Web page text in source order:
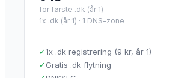
for første .dk (år 1)
1x .dk (år 1) · 1 DNS-zone
✓1x .dk registrering (9 kr, år 1)
✓Gratis .dk flytning